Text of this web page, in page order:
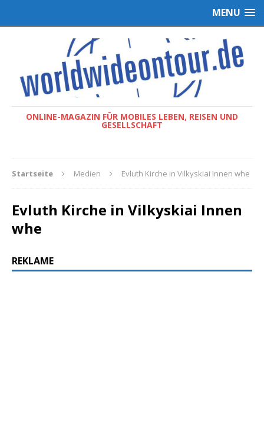
MENU
ONLINE-MAGAZIN FÜR MOBILES LEBEN, REISEN UND
GESELLSCHAFT
Startseite Medien Evluth Kirche in Vilkyskiai Innen whe
Evluth Kirche in Vilkyskiai Innen
whe
REKLAME